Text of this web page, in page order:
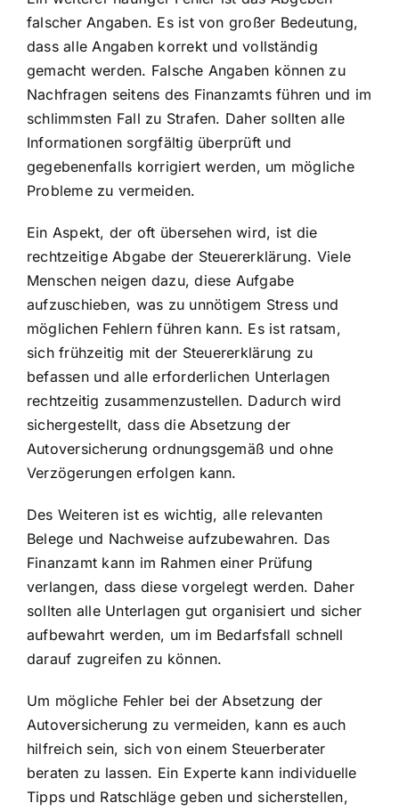
falscher Angaben. Es ist von großer Bedeutung,
dass alle Angaben korrekt und vollständig
gemacht werden. Falsche Angaben können zu
Nachfragen seitens des Finanzamts führen und im
schlimmsten Fall zu Strafen. Daher sollten alle
Informationen sorgfältig überprüft und
gegebenenfalls korrigiert werden, um mögliche
Probleme zu vermeiden.
Ein Aspekt, der oft übersehen wird, ist die
rechtzeitige Abgabe der Steuererklärung. Viele
Menschen neigen dazu, diese Aufgabe
aufzuschieben, was zu unnötigem Stress und
möglichen Fehlern führen kann. Es ist ratsam,
sich frühzeitig mit der Steuererklärung zu
befassen und alle erforderlichen Unterlagen
rechtzeitig zusammenzustellen. Dadurch wird
sichergestellt, dass die Absetzung der
Autoversicherung ordnungsgemäß und ohne
Verzögerungen erfolgen kann.
Des Weiteren ist es wichtig, alle relevanten
Belege und Nachweise aufzubewahren. Das
Finanzamt kann im Rahmen einer Prüfung
verlangen, dass diese vorgelegt werden. Daher
sollten alle Unterlagen gut organisiert und sicher
aufbewahrt werden, um im Bedarfsfall schnell
darauf zugreifen zu können.
Um mögliche Fehler bei der Absetzung der
Autoversicherung zu vermeiden, kann es auch
hilfreich sein, sich von einem Steuerberater
beraten zu lassen. Ein Experte kann individuelle
Tipps und Ratschläge geben und sicherstellen,